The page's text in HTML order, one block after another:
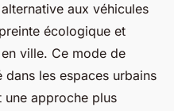
aux véhicules
écologique et
ville. Ce mode de
les espaces urbains
une approche plus